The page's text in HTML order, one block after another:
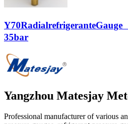
Y70RadialrefrigeranteGauge
35bar
Yangzhou Matesjay
Professional manufacturer of various